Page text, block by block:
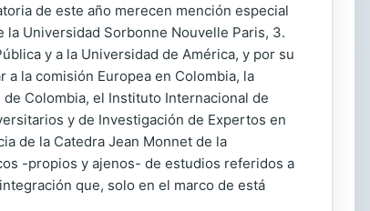
de este año merecen mención especial
la Universidad Sorbonne Nouvelle Paris, 3.
y a la Universidad de América, y por su
la comisión Europea en Colombia, la
Colombia, el Instituto Internacional de
y de Investigación de Expertos en
de la Catedra Jean Monnet de la
-propios y ajenos- de estudios referidos a
que, solo en el marco de está